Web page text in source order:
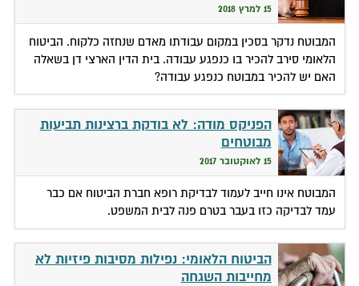
15 למרץ 2018
המבוטח נדקר בסכין במקום עבודתו מאדם שנחזה כלקוח. הביטוח
הלאומי סירב להכיר בו כנפגע עבודה. בית הדין הארצי דן בשאלה
האם יש להכיר במבוטח כנפגע עבודה?
הפניקס מודה: לא בודקת ברצינות תביעות
מבוטחים
15 לאוקטובר 2017
המבוטח אינו חייב לעמוד לבדיקת רופא חברת הביטוח אם כבר
עמד לבדיקה כזו בעבר בטרם פנה לבית המשפט.
הביטוח הלאומי: נפילות מסיבות פיזיות לא
מחייבות השגחה